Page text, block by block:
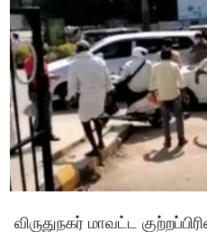
விருதுநகர் மாவட்ட